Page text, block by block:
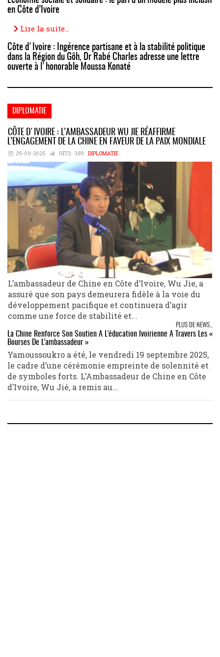
en Côte d’Ivoire
Lire la suite...
Côte d'Ivoire : Ingérence partisane et à la stabilité politique
dans la Région du Gôh, Dr Rabé Charles adresse une lettre
ouverte à l'honorable Moussa Konaté
DIPLOMATIE
CÔTE D'IVOIRE : L’AMBASSADEUR WU JIE RÉAFFIRME
L’ENGAGEMENT DE LA CHINE EN FAVEUR DE LA PAIX MONDIALE
29-09-2025 HITS: 389 DIPLOMATIE
L’ambassadeur de Chine en Côte d’Ivoire, Wu Jie, a
assuré que son pays demeurera fidèle à la voie du
développement pacifique et continuera d’agir
comme une force de stabilité et...
PLUS DE NEWS...
La Chine Renforce Son Soutien À L’éducation Ivoirienne À Travers Les «
Bourses De L’ambassadeur »
Yamoussoukro a été, le vendredi 19 septembre 2025,
le cadre d’une cérémonie empreinte de solennité et
de symboles forts. L’Ambassadeur de Chine en Côte
d’Ivoire, Wu Jié, a remis au…